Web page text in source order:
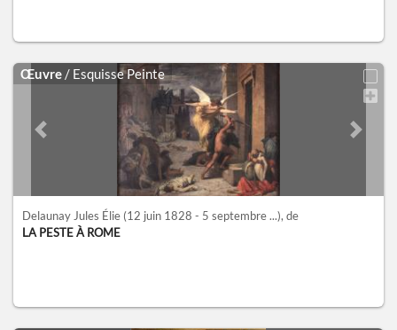
Œuvre / Esquisse Peinte
Previous slide Next
Delaunay Jules Élie (12 juin 1828 - 5 septembre ...), de
LA PESTE À ROME